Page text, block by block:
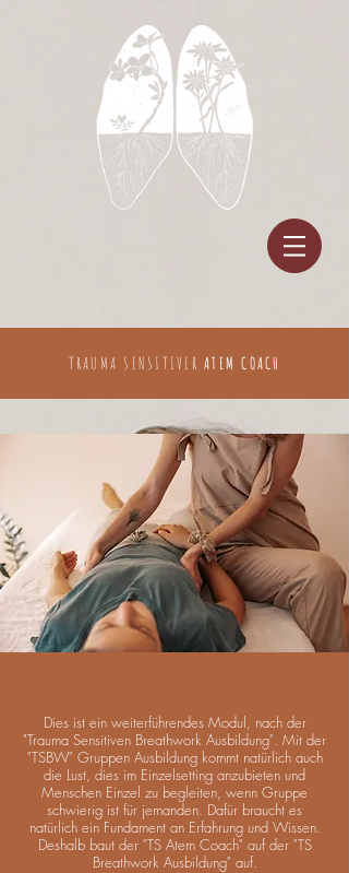
TRAUMA SENSITIVER ATEM COACH
Dies ist ein weiterführendes Modul, nach der
"Trauma Sensitiven Breathwork Ausbildung". Mit der
"TSBW" Gruppen Ausbildung kommt natürlich auch
die Lust, dies im Einzelsetting anzubieten und
Menschen Einzel zu begleiten, wenn Gruppe
schwierig ist für jemanden. Dafür braucht es
natürlich ein Fundament an Erfahrung und Wissen.
Deshalb baut der "TS Atem Coach" auf der "TS
Breathwork Ausbildung" auf.